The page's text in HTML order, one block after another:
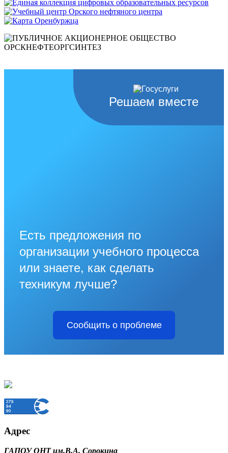
Решаем вместе
Есть предложения по
организации учебного процесса
или знаете, как сделать
техникум лучше?
Сообщить о проблеме
Адрес
ГАПОУ ОНТ им.В.А. Сорокина